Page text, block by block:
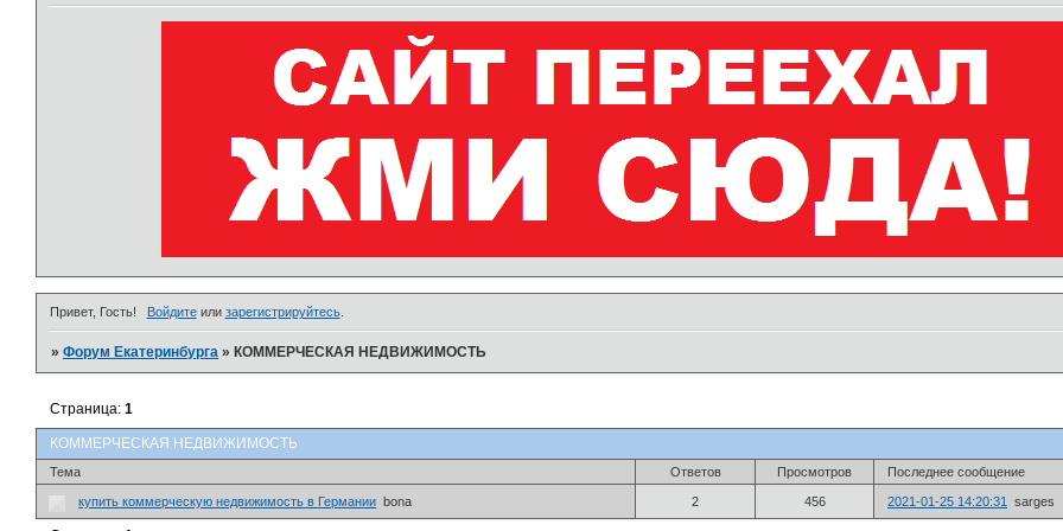
Привет, Гость! Войдитеили зарегистрируйтесь.
»Форум Екатеринбурга » КОММЕРЧЕСКАЯ НЕДВИЖИМОСТЬ
КОММЕРЧЕСКАЯ НЕДВИЖИМОСТЬ
Страница:1
Тема Ответов Просмотров Последнее сообщение
купить коммерческую недвижимость в Германии bona 2 456 2021-01-25 14:20:31 sarges